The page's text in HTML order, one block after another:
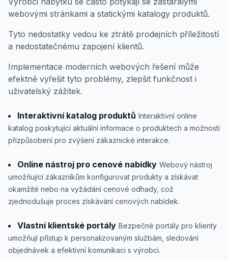
webovými stránkami a statickými katalogy produktů.
Tyto nedostatky vedou ke ztrátě prodejních příležitostí
a nedostatečnému zapojení klientů.
Implementace moderních webových řešení může
efektně vyřešit tyto problémy, zlepšit funkčnost i
uživatelský zážitek.
Interaktivní katalog produktů Interaktivní online
katalog poskytující aktuální informace o produktech a možnosti
přizpůsobení pro zvýšení zákaznické interakce.
Online nástroj pro cenové nabídky Webový nástroj
umožňující zákazníkům konfigurovat produkty a získávat
okamžité nebo na vyžádání cenové odhady, což
zjednodušuje proces získávání cenových nabídek.
Vlastní klientské portály Bezpečné portály pro klienty
umožňují přístup k personalizovaným službám, sledování
objednávek a efektivní komunikaci s výrobci.